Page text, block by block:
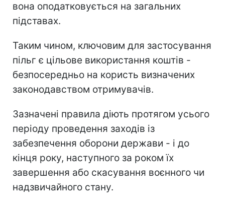
вона оподатковується на загальних
підставах.
Таким чином, ключовим для застосування
пільг є цільове використання коштів -
безпосередньо на користь визначених
законодавством отримувачів.
Зазначені правила діють протягом усього
періоду проведення заходів із
забезпечення оборони держави - і до
кінця року, наступного за роком їх
завершення або скасування воєнного чи
надзвичайного стану.